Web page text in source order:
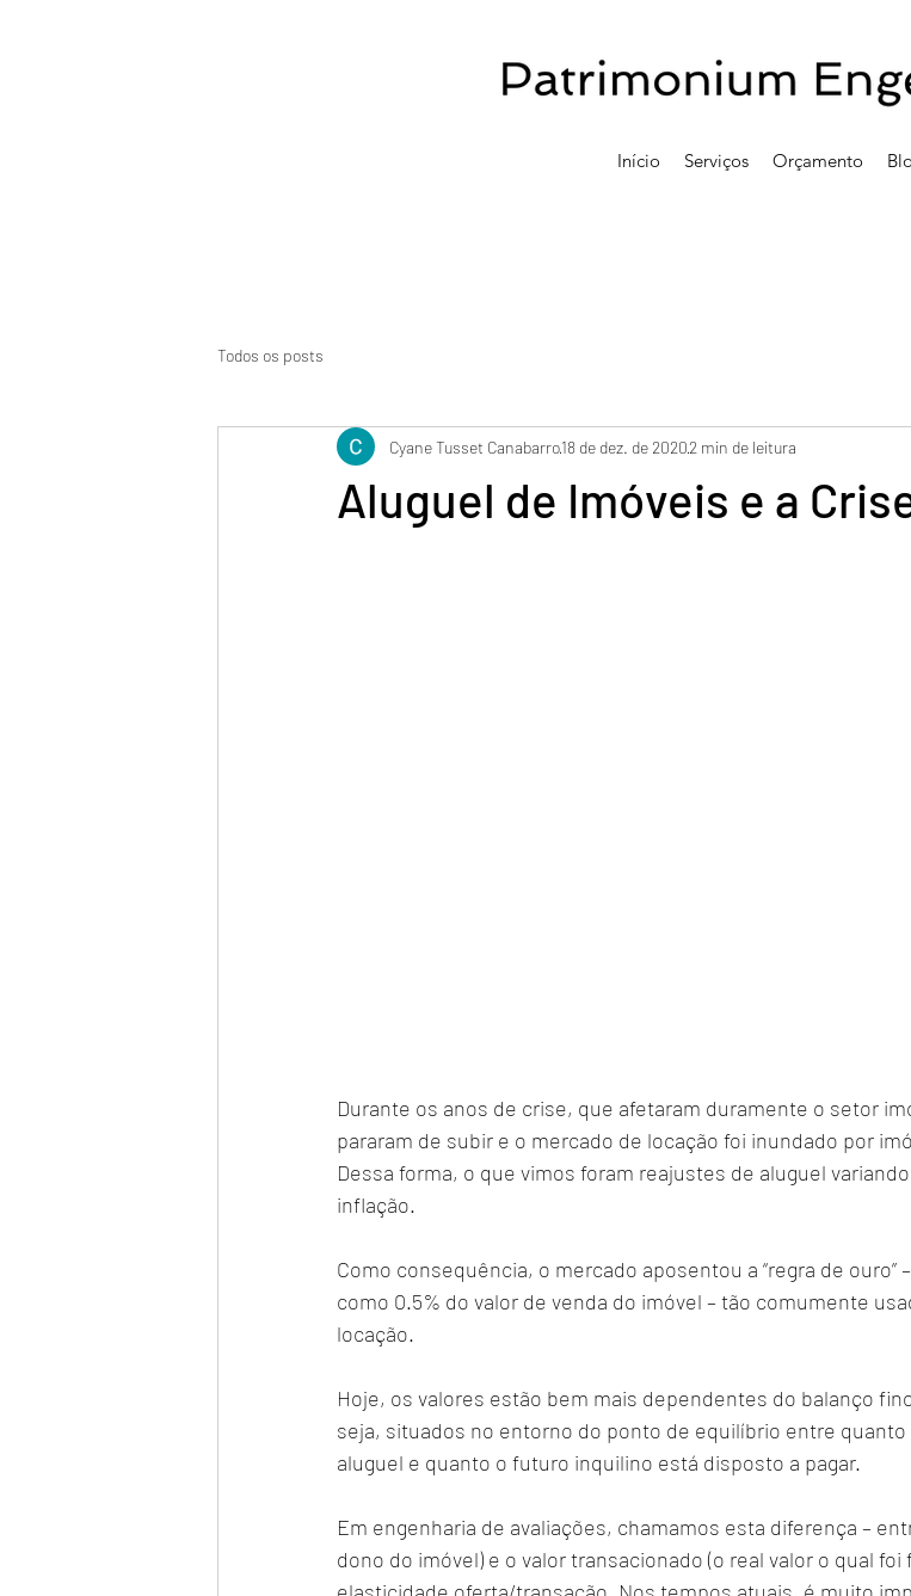
Início Serviços Orçamento
Todos os posts
Aluguel de Imóveis e a
Cyane Tusset Canabarro18 de dez. de 20202 min de leitura
Durante os anos de crise, que afetaram duramente o setor
pararam de subir e o mercado de locação foi inundado por
Dessa forma, o que vimos foram reajustes de aluguel
inflação.
Como consequência, o mercado aposentou a “regra de ouro”
como 0.5% do valor de venda do imóvel – tão comumente
locação.
Hoje, os valores estão bem mais dependentes do balanço
seja, situados no entorno do ponto de equilíbrio entre
aluguel e quanto o futuro inquilino está disposto a pagar.
Em engenharia de avaliações, chamamos esta diferença –
dono do imóvel) e o valor transacionado (o real valor o qual foi